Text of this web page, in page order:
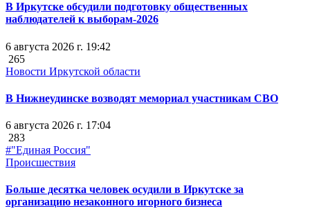
В Иркутске обсудили подготовку общественных
наблюдателей к выборам-2026
6 августа 2026 г. 19:42
265
Новости Иркутской области
В Нижнеудинске возводят мемориал участникам СВО
6 августа 2026 г. 17:04
283
#"Единая Россия"
Происшествия
Больше десятка человек осудили в Иркутске за
организацию незаконного игорного бизнеса